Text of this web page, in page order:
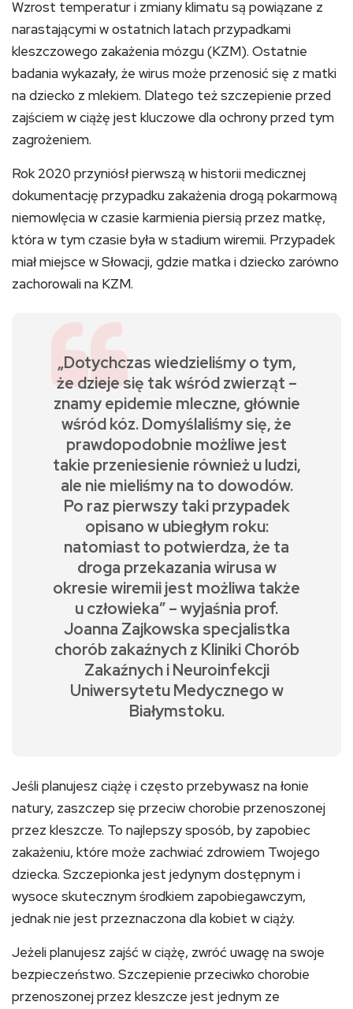
Wzrost temperatur i zmiany klimatu są powiązane z
narastającymi w ostatnich latach przypadkami
kleszczowego zakażenia mózgu (KZM). Ostatnie
badania wykazały, że wirus może przenosić się z matki
na dziecko z mlekiem. Dlatego też szczepienie przed
zajściem w ciążę jest kluczowe dla ochrony przed tym
zagrożeniem.
Rok 2020 przyniósł pierwszą w historii medicznej
dokumentację przypadku zakażenia drogą pokarmową
niemowlęcia w czasie karmienia piersią przez matkę,
która w tym czasie była w stadium wiremii. Przypadek
miał miejsce w Słowacji, gdzie matka i dziecko zarówno
zachorowali na KZM.
„Dotychczas wiedzieliśmy o tym,
że dzieje się tak wśród zwierząt –
znamy epidemie mleczne, głównie
wśród kóz. Domyślaliśmy się, że
prawdopodobnie możliwe jest
takie przeniesienie również u ludzi,
ale nie mieliśmy na to dowodów.
Po raz pierwszy taki przypadek
opisano w ubiegłym roku:
natomiast to potwierdza, że ta
droga przekazania wirusa w
okresie wiremii jest możliwa także
u człowieka” – wyjaśnia prof.
Joanna Zajkowska specjalistka
chorób zakaźnych z Kliniki Chorób
Zakaźnych i Neuroinfekcji
Uniwersytetu Medycznego w
Białymstoku.
Jeśli planujesz ciążę i często przebywasz na łonie
natury, zaszczep się przeciw chorobie przenoszonej
przez kleszcze. To najlepszy sposób, by zapobiec
zakażeniu, które może zachwiać zdrowiem Twojego
dziecka. Szczepionka jest jedynym dostępnym i
wysoce skutecznym środkiem zapobiegawczym,
jednak nie jest przeznaczona dla kobiet w ciąży.
Jeżeli planujesz zajść w ciążę, zwróć uwagę na swoje
bezpieczeństwo. Szczepienie przeciwko chorobie
przenoszonej przez kleszcze jest jednym ze